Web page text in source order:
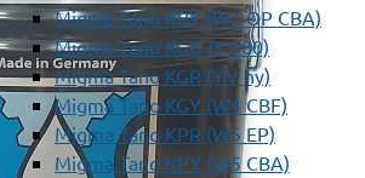
Migma Tano KBY (W1 OP CBA)
Migma Tano KGG (Y 500)
Migma Tano KGR (YV ny)
Migma Tano KGY (W4 CBF)
Migma Tano KPR (W5 EP)
Migma Tano KPY (W5 CBA)